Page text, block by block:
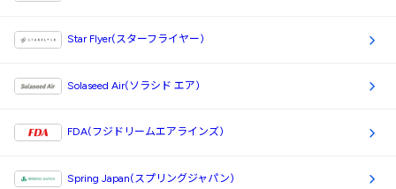
Star Flyer(スターフライヤー)
Solaseed Air(ソラシド エア)
FDA(フジドリームエアラインズ)
Spring Japan(スプリングジャパン)